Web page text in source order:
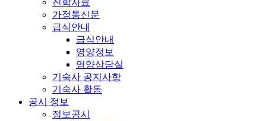
진학자료
가정통신문
급식안내
급식안내
영양정보
영양상담실
기숙사 공지사항
기숙사 활동
공시 정보
정보공시